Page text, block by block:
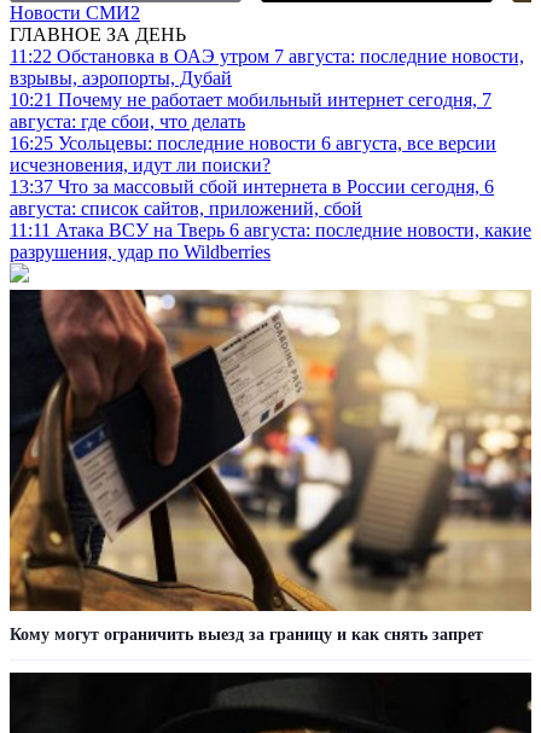
Новости СМИ2
ГЛАВНОЕ ЗА ДЕНЬ
11:22 Обстановка в ОАЭ утром 7 августа: последние новости,
взрывы, аэропорты, Дубай
10:21 Почему не работает мобильный интернет сегодня, 7
августа: где сбои, что делать
16:25 Усольцевы: последние новости 6 августа, все версии
исчезновения, идут ли поиски?
13:37 Что за массовый сбой интернета в России сегодня, 6
августа: список сайтов, приложений, сбой
11:11 Атака ВСУ на Тверь 6 августа: последние новости, какие
разрушения, удар по Wildberries
Кому могут ограничить выезд за границу и как снять запрет